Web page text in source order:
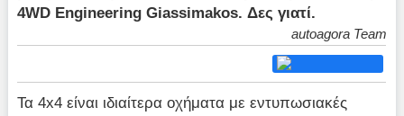
4WD Engineering Giassimakos. Δες γιατί.
autoagora Team
Τα 4x4 είναι ιδιαίτερα οχήματα με εντυπωσιακές